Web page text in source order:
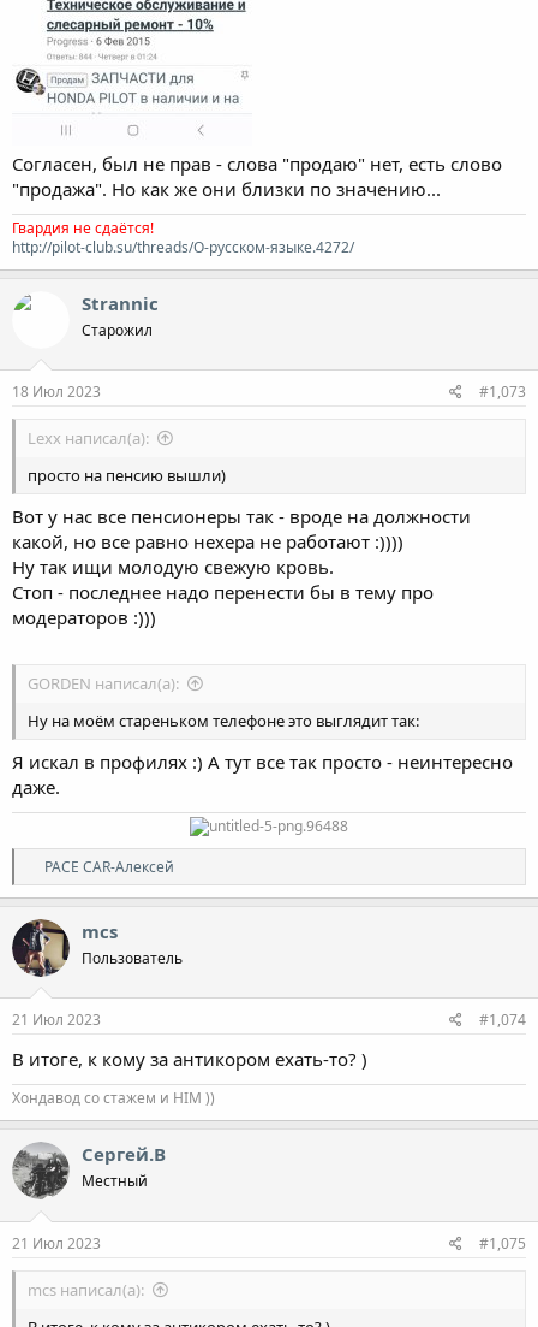
Согласен, был не прав - слова "продаю" нет, есть слово
"продажа". Но как же они близки по значению...
Гвардия не сдаётся!
http://pilot-club.su/threads/О-русском-языке.4272/
Strannic
Старожил
18 Июл 2023 #1,073
Lexx написал(а):
просто на пенсию вышли)
Вот у нас все пенсионеры так - вроде на должности
какой, но все равно нехера не работают :))))
Ну так ищи молодую свежую кровь.
Стоп - последнее надо перенести бы в тему про
модераторов :)))
GORDEN написал(а):
Ну на моём стареньком телефоне это выглядит так:
Я искал в профилях :) А тут все так просто - неинтересно
даже.
Р
е
а
к
ц
и
и
:
PACE CAR-Алексей
mcs
Пользователь
21 Июл 2023 #1,074
В итоге, к кому за антикором ехать-то? )
Хондавод со стажем и HIM ))
Сергей.В
Местный
21 Июл 2023 #1,075
mcs написал(а):